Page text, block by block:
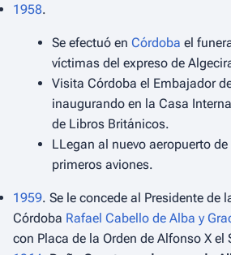
1958.
Se efectuó en Córdoba el
víctimas del expreso de
Visita Córdoba el Embajador
inaugurando en la Casa
de Libros Británicos.
LLegan al nuevo aeropuerto
primeros aviones.
1959. Se le concede al Presidente de
Córdoba Rafael Cabello de Alba y
con Placa de la Orden de Alfonso X el